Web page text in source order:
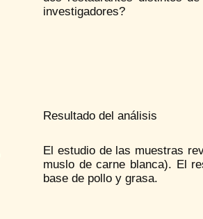
investigadores?
Resultado del análisis
El estudio de las muestras
muslo de carne blanca). El
base de pollo y grasa.